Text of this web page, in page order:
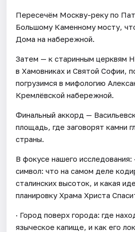
Пересечём Москву-реку по
Большому Каменному мосту,
Дома на набережной.
Затем — к старинным церквям
в Хамовниках и Святой Софии,
погрузимся в мифологию
Кремлёвской набережной.
Финальный аккорд —
площадь, где заговорят камни
страны.
В фокусе нашего исследования:
символ: что на самом деле
сталинских высоток, и какая
планировку Храма Христа
· Город поверх города: где
языческое капище, и как его